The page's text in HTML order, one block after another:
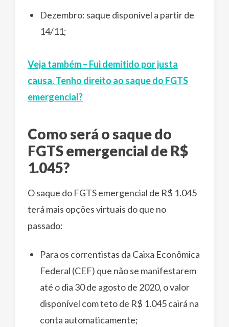
Dezembro: saque disponível a partir de
14/11;
Veja também – Fui demitido por justa
causa. Tenho direito ao saque do FGTS
emergencial?
Como será o saque do
FGTS emergencial de R$
1.045?
O saque do FGTS emergencial de R$ 1.045
terá mais opções virtuais do que no
passado:
Para os correntistas da Caixa Econômica
Federal (CEF) que não se manifestarem
até o dia 30 de agosto de 2020, o valor
disponível com teto de R$ 1.045 cairá na
conta automaticamente;